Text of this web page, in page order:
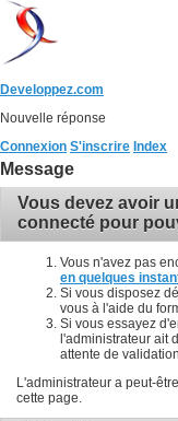
Developpez.com
Nouvelle réponse
Connexion S'inscrire Index
Message
Vous devez avoir
connecté pour
Vous n'avez pas
en quelques
Si vous disposez
vous à l'aide du
Si vous essayez
l'administrateur ait
attente de validation.
L'administrateur a peut-
cette page.